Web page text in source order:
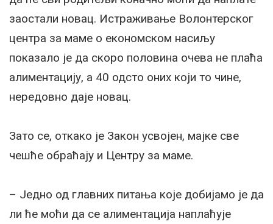
заостали новац. Истраживање Волонтерског
центра за маме о економском насиљу
показало је да скоро половина очева не плаћа
алиментацију, а 40 одсто оних који то чине,
нередовно даје новац.
Зато се, откако је Закон усвојен, мајке све
чешће обраћају и Центру за маме.
– Једно од главних питања које добијамо је да
ли ће моћи да се алиментација наплаћује